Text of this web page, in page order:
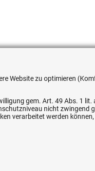
Flexible Zahlung
Website zu optimieren
gem. Art. 49 Abs. 1
nicht zwingend
verarbeitet werden